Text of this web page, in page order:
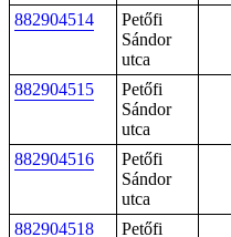
882904514
Petőfi
Sándor
utca
882904515
Petőfi
Sándor
utca
882904516
Petőfi
Sándor
utca
882904518
Petőfi